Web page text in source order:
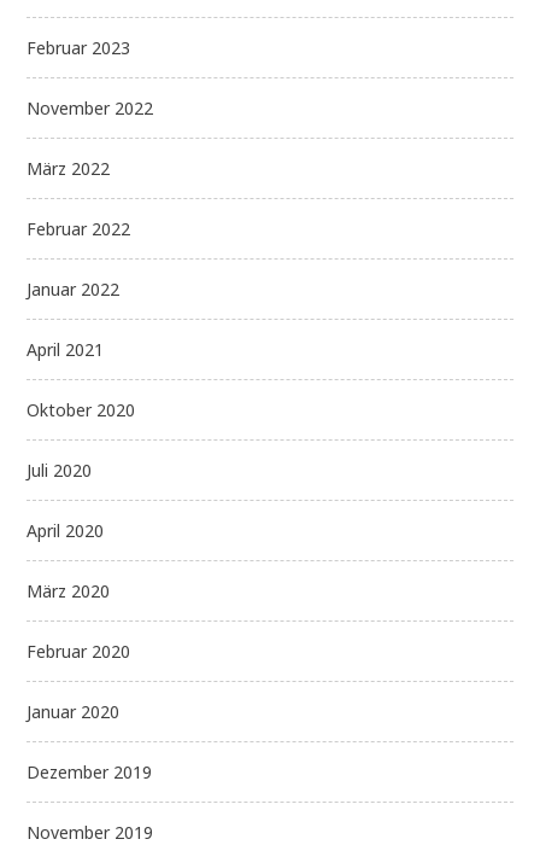
Februar 2023
November 2022
März 2022
Februar 2022
Januar 2022
April 2021
Oktober 2020
Juli 2020
April 2020
März 2020
Februar 2020
Januar 2020
Dezember 2019
November 2019